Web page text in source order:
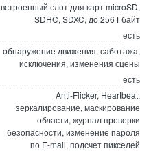
встроенный слот для карт microSD,
SDHC, SDXC, до 256 Гбайт
есть
обнаружение движения, саботажа,
исключения, изменения сцены
есть
Anti-Flicker, Heartbeat,
зеркалирование, маскирование
области, журнал проверки
безопасности, изменение пароля
по E-mail, подсчет пикселей